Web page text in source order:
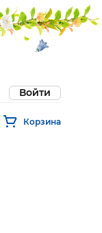
Войти
Корзина